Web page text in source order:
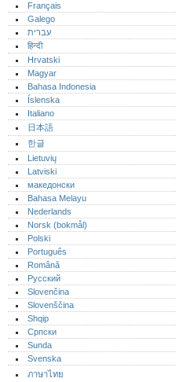
Français
Galego
עברית
हिन्दी
Hrvatski
Magyar
Bahasa Indonesia
Íslenska
Italiano
日本語
한글
Lietuvių
Latviski
македонски
Bahasa Melayu
Nederlands
Norsk (bokmål)‎
Polski
Português‎
Română
Русский
Slovenčina
Slovenščina
Shqip
Српски
Sunda
Svenska
ภาษาไทย